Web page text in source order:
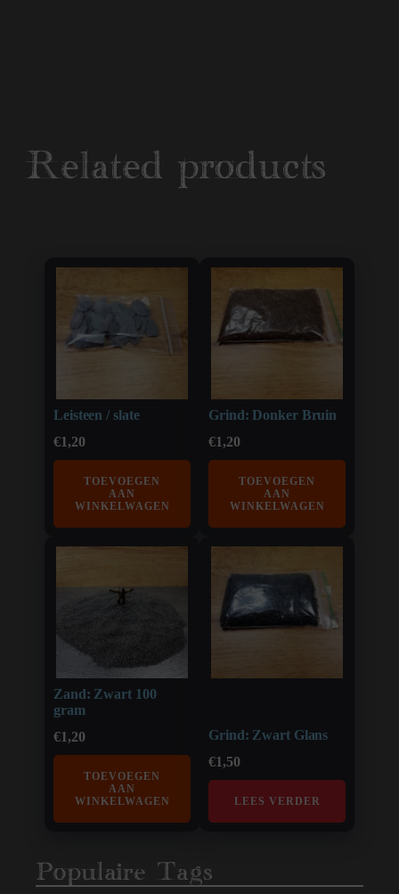
Related products
Leisteen / slate
€1,20
TOEVOEGEN
AAN
WINKELWAGEN
Grind: Donker Bruin
€1,20
TOEVOEGEN
AAN
WINKELWAGEN
Zand: Zwart 100
gram
€1,20
TOEVOEGEN
AAN
WINKELWAGEN
Grind: Zwart Glans
€1,50
LEES VERDER
Populaire Tags